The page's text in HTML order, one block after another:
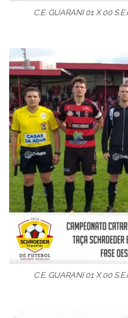
C.E. GUARANI 01 X 00
C.E. GUARANI 01 X 00